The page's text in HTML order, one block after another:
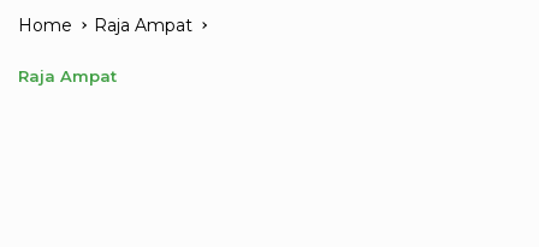
Home Raja Ampat
Raja Ampat